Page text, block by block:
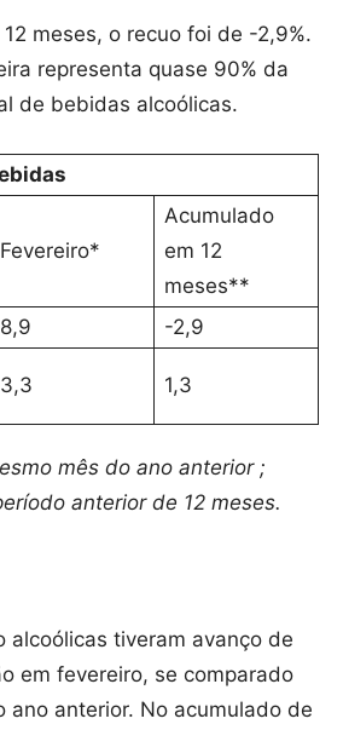
meses, o recuo foi de -2,9%.
representa quase 90% da
de bebidas alcoólicas.
Fevereiro*
Acumulado
em 12
meses**
8,9
-2,9
3,3 1,3
mês do ano anterior ;
anterior de 12 meses.
alcoólicas tiveram avanço de
em fevereiro, se comparado
ano anterior. No acumulado de